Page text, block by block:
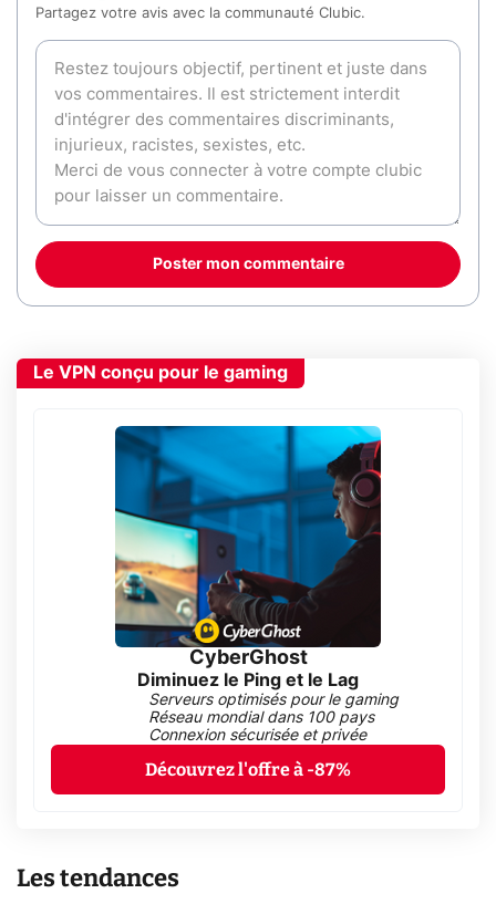
Partagez votre avis avec la communauté Clubic.
Poster mon commentaire
Le VPN conçu pour le gaming
CyberGhost
Diminuez le Ping et le Lag
Serveurs optimisés pour le gaming
Réseau mondial dans 100 pays
Connexion sécurisée et privée
Découvrez l'offre à -87%
Les tendances